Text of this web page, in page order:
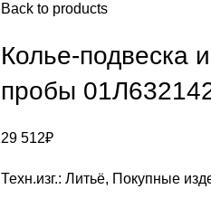
Back to products
Колье-
пробы
29 512₽
Техн.изг.: Литьё, Покупные